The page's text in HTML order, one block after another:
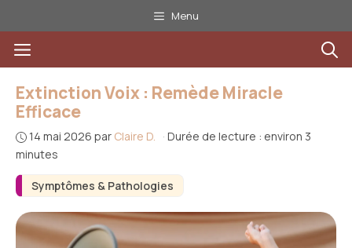
au
contenu
Menu
Menu
Symptômes & Pathologies
Extinction Voix : Remède Miracle
Efficace
14 mai 2026 par Claire D. · Durée de lecture : environ 3
minutes